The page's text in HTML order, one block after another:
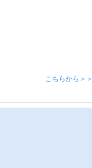
こちらから＞＞